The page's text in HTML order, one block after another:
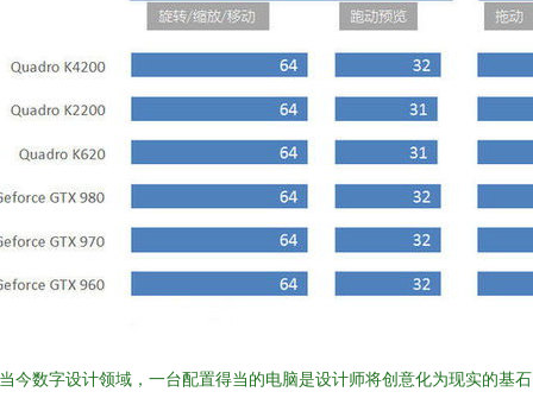
今数字设计领域，一台配置得当的电脑是设计师将创意化为现实的基